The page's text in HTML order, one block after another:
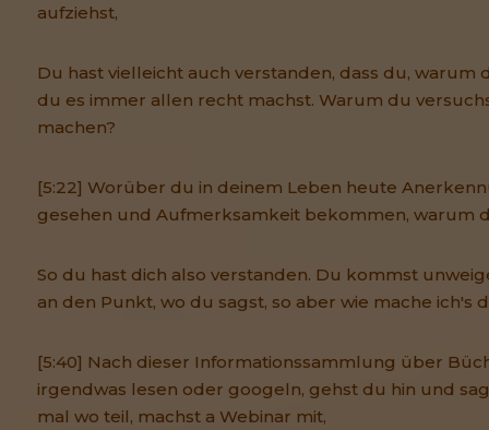
aufziehst,
Du hast vielleicht auch verstanden, dass du, warum
du es immer allen recht machst. Warum du
machen?
[5:22] Worüber du in deinem Leben heute
gesehen und Aufmerksamkeit bekommen, warum
So du hast dich also verstanden. Du kommst
an den Punkt, wo du sagst, so aber wie mache ich's
[5:40] Nach dieser Informationssammlung über
irgendwas lesen oder googeln, gehst du hin und
mal wo teil, machst a Webinar mit,